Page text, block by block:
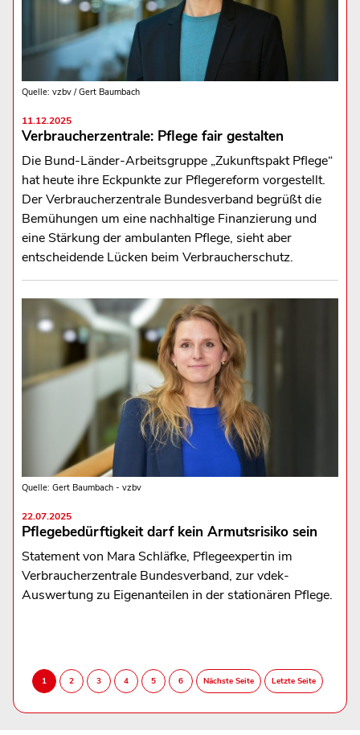
Quelle: vzbv / Gert Baumbach
11.12.2025
Verbraucherzentrale: Pflege fair gestalten
Die Bund-Länder-Arbeitsgruppe „Zukunftspakt Pflege“
hat heute ihre Eckpunkte zur Pflegereform vorgestellt.
Der Verbraucherzentrale Bundesverband begrüßt die
Bemühungen um eine nachhaltige Finanzierung und
eine Stärkung der ambulanten Pflege, sieht aber
entscheidende Lücken beim Verbraucherschutz.
Quelle: Gert Baumbach - vzbv
22.07.2025
Pflegebedürftigkeit darf kein Armutsrisiko sein
Statement von Mara Schläfke, Pflegeexpertin im
Verbraucherzentrale Bundesverband, zur vdek-
Auswertung zu Eigenanteilen in der stationären Pflege.